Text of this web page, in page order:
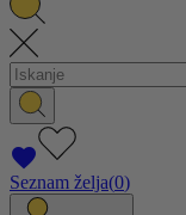

Seznam želja(0)